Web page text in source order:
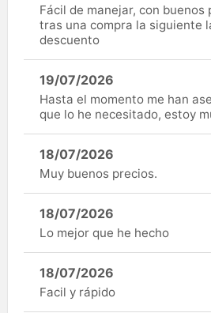
Fácil de manejar, con buenos
tras una compra la siguiente
descuento
19/07/2026
Hasta el momento me han
que lo he necesitado, estoy
18/07/2026
Muy buenos precios.
18/07/2026
Lo mejor que he hecho
18/07/2026
Facil y rápido